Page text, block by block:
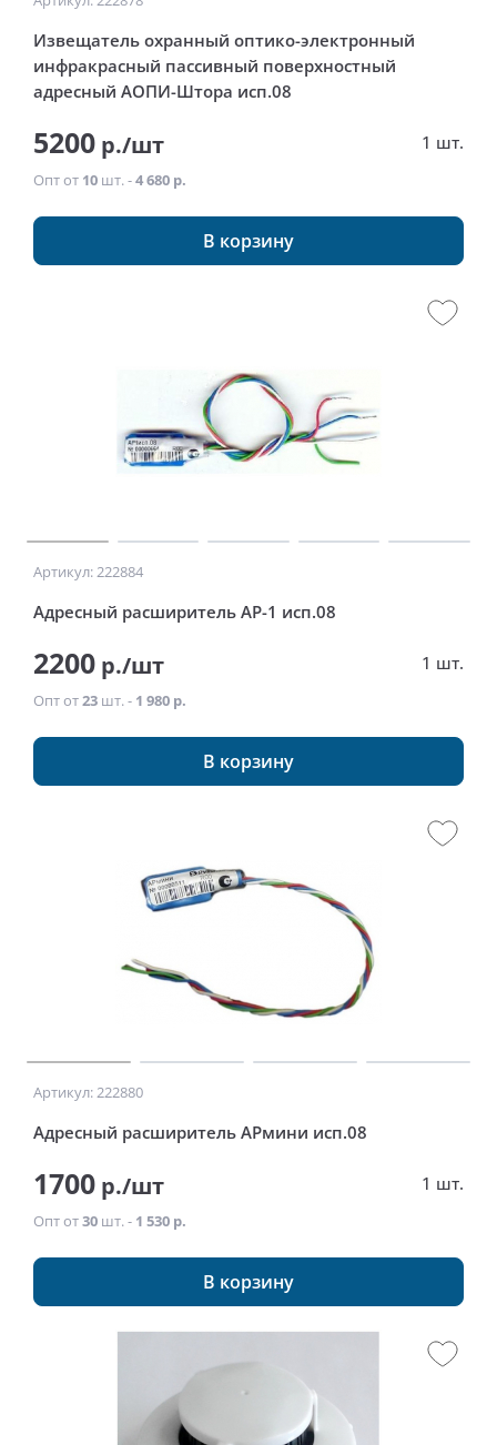
Извещатель охранный оптико-электронный
инфракрасный пассивный поверхностный
адресный АОПИ-Штора исп.08
5200 р./шт 1 шт.
Опт от 10 шт. -4 680 р.
В корзину
Артикул: 222884
Адресный расширитель АР-1 исп.08
2200 р./шт 1 шт.
Опт от23 шт. - 1 980 р.
В корзину
Артикул: 222880
Адресный расширитель АРмини исп.08
1700 р./шт 1 шт.
Опт от30 шт. - 1 530 р.
В корзину